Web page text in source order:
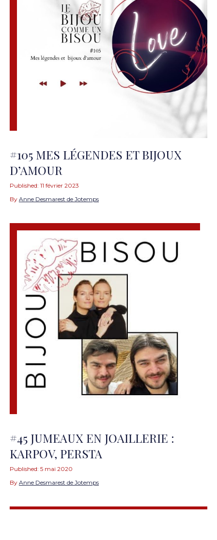
#105 MES LÉGENDES ET BIJOUX
D’AMOUR
Published: 11 février 2023
By Anne Desmarest de Jotemps
#45 JUMEAUX EN JOAILLERIE :
KARPOV, PERSTA
Published: 5 mai 2020
By Anne Desmarest de Jotemps